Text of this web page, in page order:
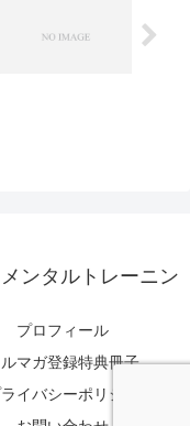
ンタルトレーニン
プロフィール
ルマガ登録特典冊子
イバシーポリシー